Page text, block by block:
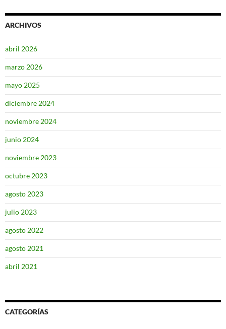
ARCHIVOS
abril 2026
marzo 2026
mayo 2025
diciembre 2024
noviembre 2024
junio 2024
noviembre 2023
octubre 2023
agosto 2023
julio 2023
agosto 2022
agosto 2021
abril 2021
CATEGORÍAS